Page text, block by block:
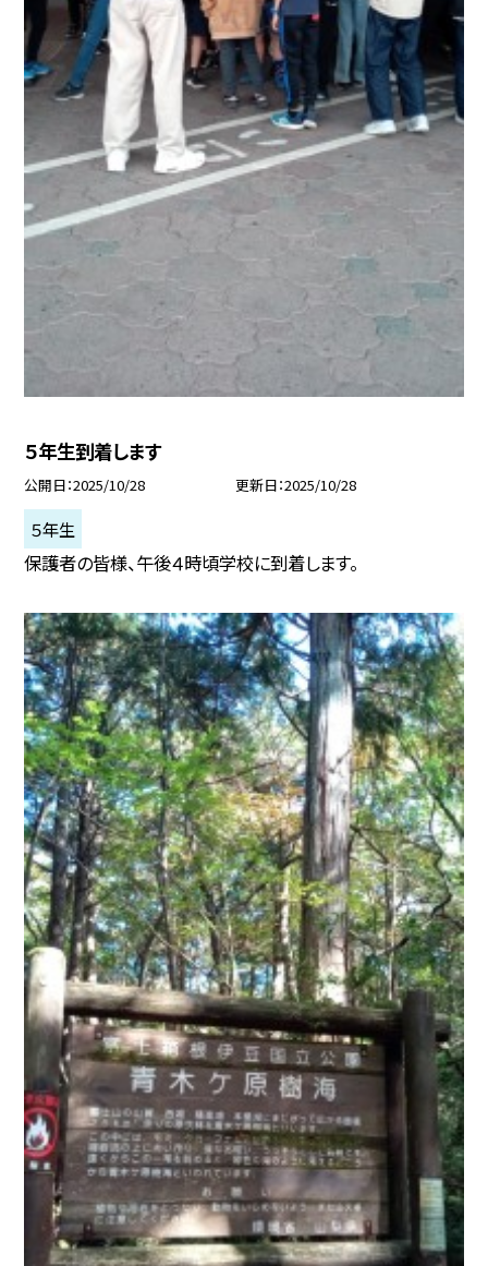
５年生到着します
公開日 2025/10/28 更新日 2025/10/28
５年生
保護者の皆様、午後４時頃学校に到着します。